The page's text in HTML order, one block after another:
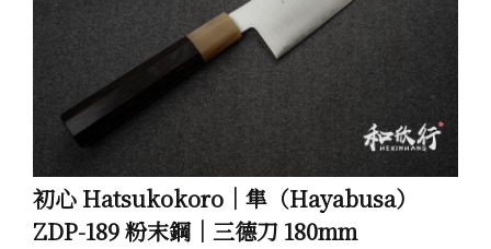
初心 Hatsukokoro｜隼（Hayabusa）
ZDP-189 粉末鋼｜三德刀 180mm